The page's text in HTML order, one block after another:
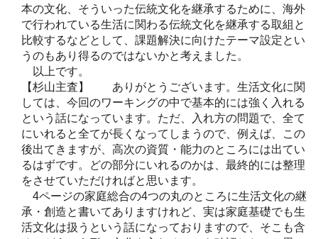
本の文化、そういった伝統文化を継承するために、海外
で行われている生活に関わる伝統文化を継承する取組と
比較するなどとして、課題解決に向けたテーマ設定とい
うのもあり得るのではないかと考えました。
以上です。
【杉山主査】 ありがとうございます。生活文化に関
しては、今回のワーキングの中で基本的には強く入れる
という話になっています。ただ、入れ方の問題で、全て
にいれると全てが長くなってしまうので、例えば、この
後出てきますが、高次の資質・能力のところには出てい
るはずです。どの部分にいれるのかは、最終的には整理
をさせていただければと思います。
4ページの家庭総合の4つの丸のところに生活文化の継
承・創造と書いてありますけれど、実は家庭基礎でも生
活文化は扱うという話になっておりますので、そこも含